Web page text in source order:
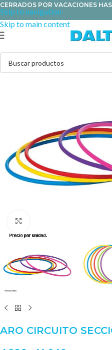
Skip to navigation
Skip to main content
CERRADOS POR VACACIONES
ARO CIRCUITO